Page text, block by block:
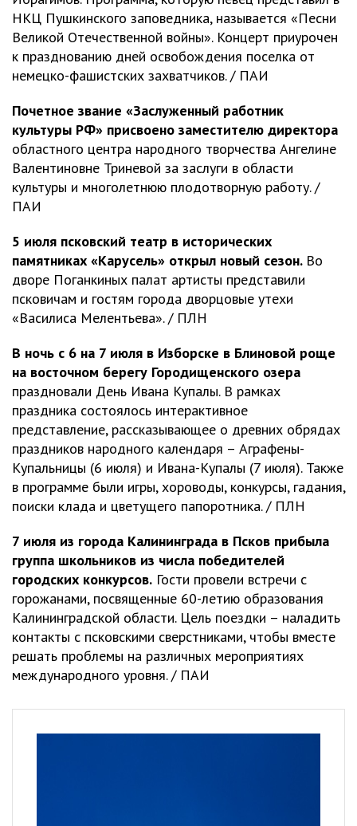
НКЦ Пушкинского заповедника, называется «Песни
Великой Отечественной войны». Концерт приурочен
к празднованию дней освобождения поселка от
немецко-фашистских захватчиков. / ПАИ
Почетное звание «Заслуженный работник
культуры РФ» присвоено заместителю директора
областного центра народного творчества Ангелине
Валентиновне Триневой за заслуги в области
культуры и многолетнюю плодотворную работу. /
ПАИ
5 июля псковский театр в исторических
памятниках «Карусель» открыл новый сезон. Во
дворе Поганкиных палат артисты представили
псковичам и гостям города дворцовые утехи
«Василиса Мелентьева». / ПЛН
В ночь с 6 на 7 июля в Изборске в Блиновой роще
на восточном берегу Городищенского озера
праздновали День Ивана Купалы. В рамках
праздника состоялось интерактивное
представление, рассказывающее о древних обрядах
праздников народного календаря – Аграфены-
Купальницы (6 июля) и Ивана-Купалы (7 июля). Также
в программе были игры, хороводы, конкурсы, гадания,
поиски клада и цветущего папоротника. / ПЛН
7 июля из города Калининграда в Псков прибыла
группа школьников из числа победителей
городских конкурсов. Гости провели встречи с
горожанами, посвященные 60-летию образования
Калининградской области. Цель поездки – наладить
контакты с псковскими сверстниками, чтобы вместе
решать проблемы на различных мероприятиях
международного уровня. / ПАИ